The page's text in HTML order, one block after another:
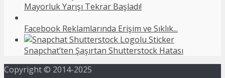
Mayorluk Yarışı Tekrar Başladı!
Facebook Reklamlarında Erişim ve Sıklık...
Snapchat’ten Şaşırtan Shutterstock Hatası
Copyright © 2014-2025